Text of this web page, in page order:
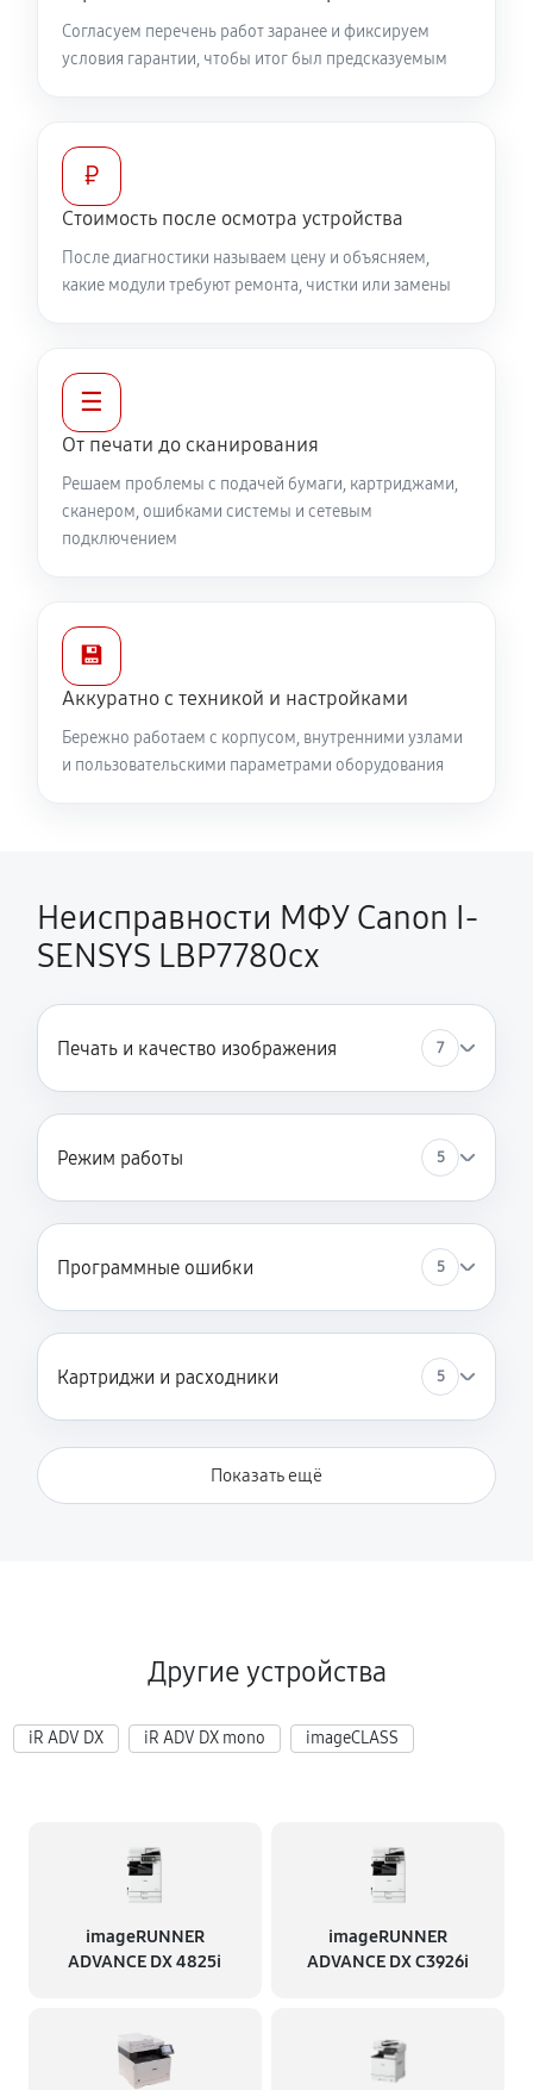
Согласуем перечень работ заранее и фиксируем
условия гарантии, чтобы итог был предсказуемым
₽
Стоимость после осмотра устройства
После диагностики называем цену и объясняем,
какие модули требуют ремонта, чистки или замены
☰
От печати до сканирования
Решаем проблемы с подачей бумаги, картриджами,
сканером, ошибками системы и сетевым
подключением
💾
Аккуратно с техникой и настройками
Бережно работаем с корпусом, внутренними узлами
и пользовательскими параметрами оборудования
Неисправности МФУ Canon I-
SENSYS LBP7780cx
Печать и качество изображения 7
Режим работы 5
Программные ошибки 5
Картриджи и расходники 5
Показать ещё
Другие устройства
iR ADV DX iR ADV DX mono imageCLASS
imageRUNNER
ADVANCE DX 4825i
imageRUNNER
ADVANCE DX C3926i